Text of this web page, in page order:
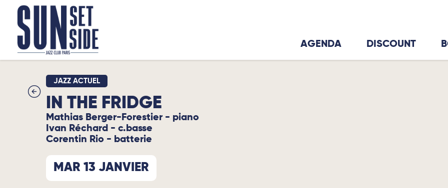
AGENDA DISCOUNT
JAZZ ACTUEL
IN THE FRIDGE
Mathias Berger-Forestier - piano
Ivan Réchard - c.basse
Corentin Rio - batterie
MAR 13 JANVIER